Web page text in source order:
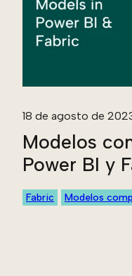
18 de agosto de
Modelos
Power BI y
Fabric Modelos